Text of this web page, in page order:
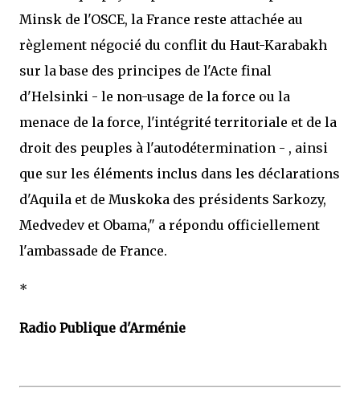
Minsk de l'OSCE, la France reste attachée au
règlement négocié du conflit du Haut-Karabakh
sur la base des principes de l'Acte final
d'Helsinki - le non-usage de la force ou la
menace de la force, l'intégrité territoriale et de la
droit des peuples à l'autodétermination - , ainsi
que sur les éléments inclus dans les déclarations
d'Aquila et de Muskoka des présidents Sarkozy,
Medvedev et Obama," a répondu officiellement
l'ambassade de France.
*
Radio Publique d'Arménie